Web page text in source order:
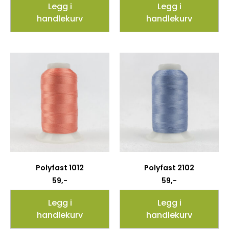
Legg i
handlekurv
Legg i
handlekurv
Polyfast 1012
59,-
Legg i
handlekurv
Polyfast 2102
59,-
Legg i
handlekurv